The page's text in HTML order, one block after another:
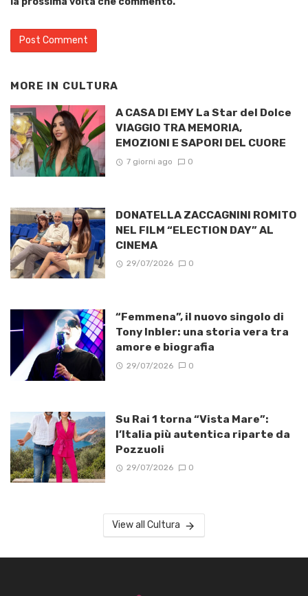
MORE IN CULTURA
A CASA DI EMY La Star del Dolce
VIAGGIO TRA MEMORIA,
EMOZIONI E SAPORI DEL CUORE
7 giorni ago 0
DONATELLA ZACCAGNINI ROMITO
NEL FILM “ELECTION DAY” AL
CINEMA
29/07/2026 0
“Femmena”, il nuovo singolo di
Tony Inbler: una storia vera tra
amore e biografia
29/07/2026 0
Su Rai 1 torna “Vista Mare”:
l’Italia più autentica riparte da
Pozzuoli
29/07/2026 0
View all Cultura